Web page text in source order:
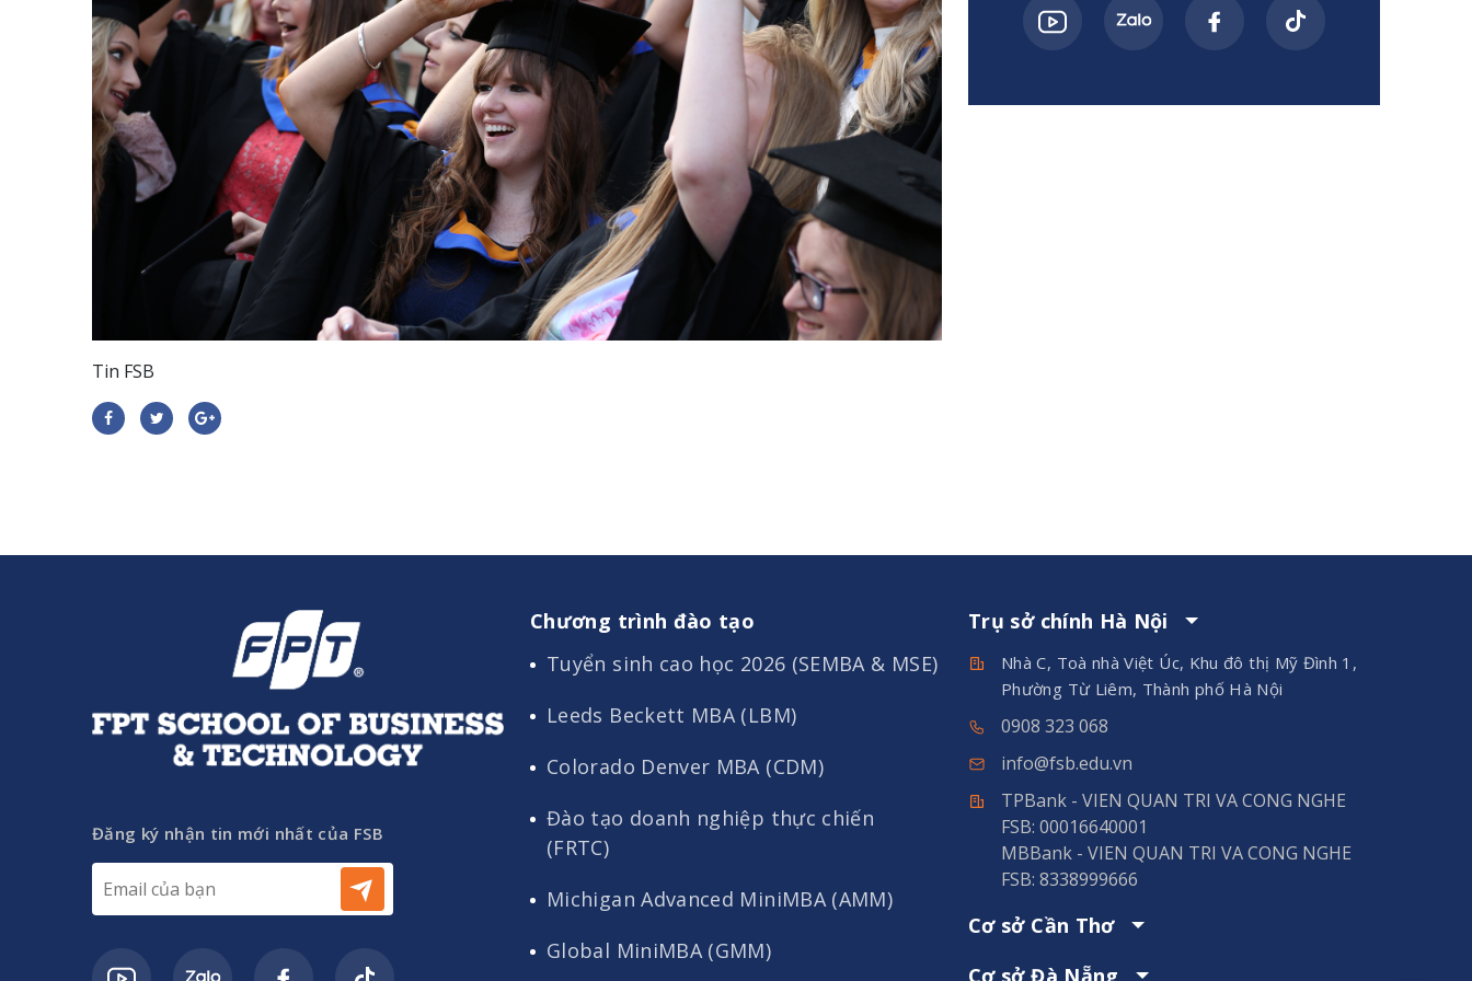
Tin FSB
Đăng ký nhận tin mới nhất của FSB
Chương trình đào tạo
Tuyển sinh cao học 2026 (SEMBA & MSE)
Leeds Beckett MBA (LBM)
Colorado Denver MBA (CDM)
Đào tạo doanh nghiệp thực chiến
(FRTC)
Michigan Advanced MiniMBA (AMM)
Global MiniMBA (GMM)
Trụ sở chính Hà Nội
Nhà C, Toà nhà Việt Úc, Khu đô thị Mỹ Đình 1,
Phường Từ Liêm, Thành phố Hà Nội
0908 323 068
info@fsb.edu.vn
TPBank - VIEN QUAN TRI VA CONG NGHE
FSB: 00016640001
MBBank - VIEN QUAN TRI VA CONG NGHE
FSB: 8338999666
Cơ sở Cần Thơ
Cơ sở Đà Nẵng